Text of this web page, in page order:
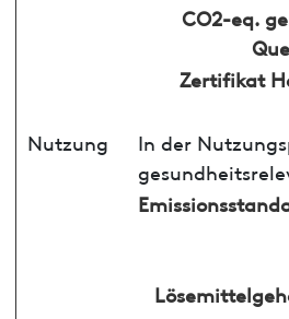
CO2-eq.
Zertifikat
Nutzung
In der